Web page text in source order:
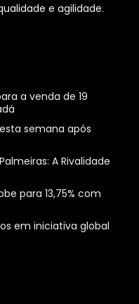
e agilidade.
a venda de 19
semana após
A Rivalidade
para 13,75% com
em iniciativa global